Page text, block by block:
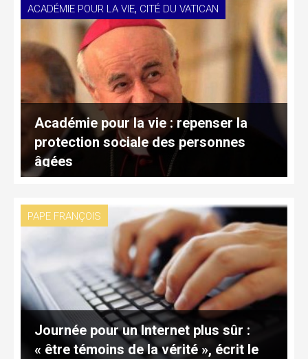
ACADÉMIE POUR LA VIE, CITÉ DU VATICAN
Académie pour la vie : repenser la
protection sociale des personnes
âgées
PAPE FRANÇOIS
Journée pour un Internet plus sûr :
« être témoins de la vérité », écrit le